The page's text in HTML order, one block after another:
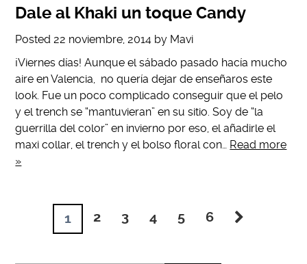
Dale al Khaki un toque Candy
Posted22 noviembre, 2014 by Mavi
¡Viernes días! Aunque el sábado pasado hacía mucho
aire en Valencia, no quería dejar de enseñaros este
look. Fue un poco complicado conseguir que el pelo
y el trench se “mantuvieran” en su sitio. Soy de “la
guerrilla del color” en invierno por eso, el añadirle el
maxi collar, el trench y el bolso floral con… Read more
»
1 2 3 4 5 6